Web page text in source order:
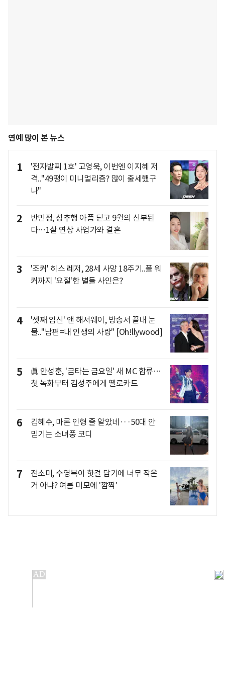
연예 많이 본 뉴스
1
'전자발찌 1호' 고영욱, 이번엔 이지혜 저
격.."49평이 미니멀리즘? 많이 출세했구
나"
2
반민정, 성추행 아픔 딛고 9월의 신부된
다…1살 연상 사업가와 결혼
3
'조커' 히스 레저, 28세 사망 18주기..폴 워
커까지 '요절'한 별들 사인은?
4
'셋째 임신' 앤 해서웨이, 방송서 끝내 눈
물.."남편=내 인생의 사랑" [Oh!llywood]
5
眞 안성훈, '금타는 금요일' 새 MC 합류…
첫 녹화부터 김성주에게 옐로카드
6
김혜수, 마론 인형 줄 알았네···50대 안
믿기는 소녀풍 코디
7
전소미, 수영복이 핫걸 담기에 너무 작은
거 아냐? 여름 미모에 '깜짝'